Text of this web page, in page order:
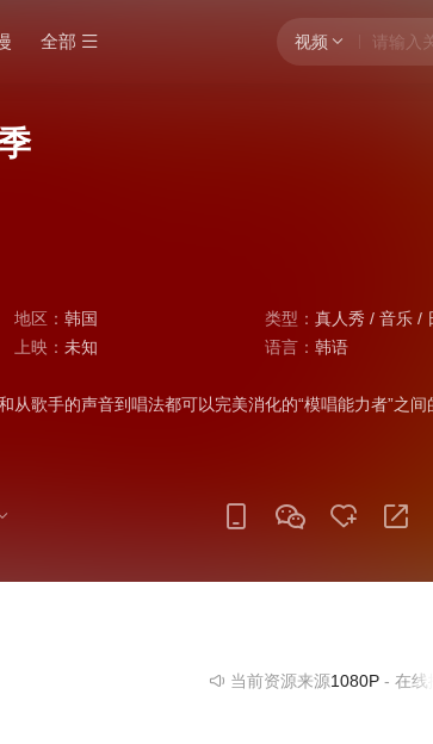
视频
全部
地区： 韩国 类型： 真人秀 / 音乐 /
上映： 未知 语言： 韩语
歌手的声音到唱法都可以完美消化的“模唱能力者”之间
当前资源来源1080P- 在线播放,无